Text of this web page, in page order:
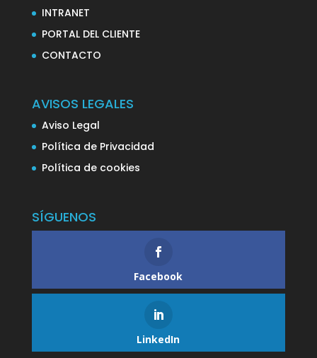
INTRANET
PORTAL DEL CLIENTE
CONTACTO
AVISOS LEGALES
Aviso Legal
Política de Privacidad
Política de cookies
SÍGUENOS
Facebook
LinkedIn